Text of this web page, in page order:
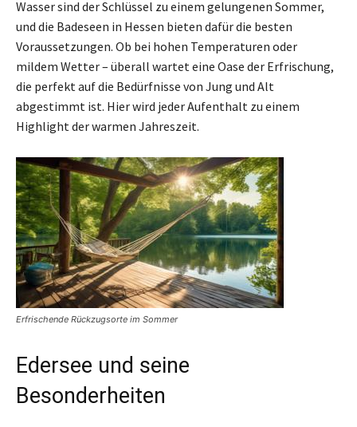
Wasser sind der Schlüssel zu einem gelungenen Sommer,
und die Badeseen in Hessen bieten dafür die besten
Voraussetzungen. Ob bei hohen Temperaturen oder
mildem Wetter – überall wartet eine Oase der Erfrischung,
die perfekt auf die Bedürfnisse von Jung und Alt
abgestimmt ist. Hier wird jeder Aufenthalt zu einem
Highlight der warmen Jahreszeit.
Erfrischende Rückzugsorte im Sommer
Edersee und seine
Besonderheiten